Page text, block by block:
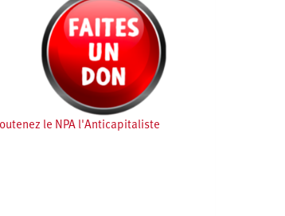
le NPA l'Anticapitaliste